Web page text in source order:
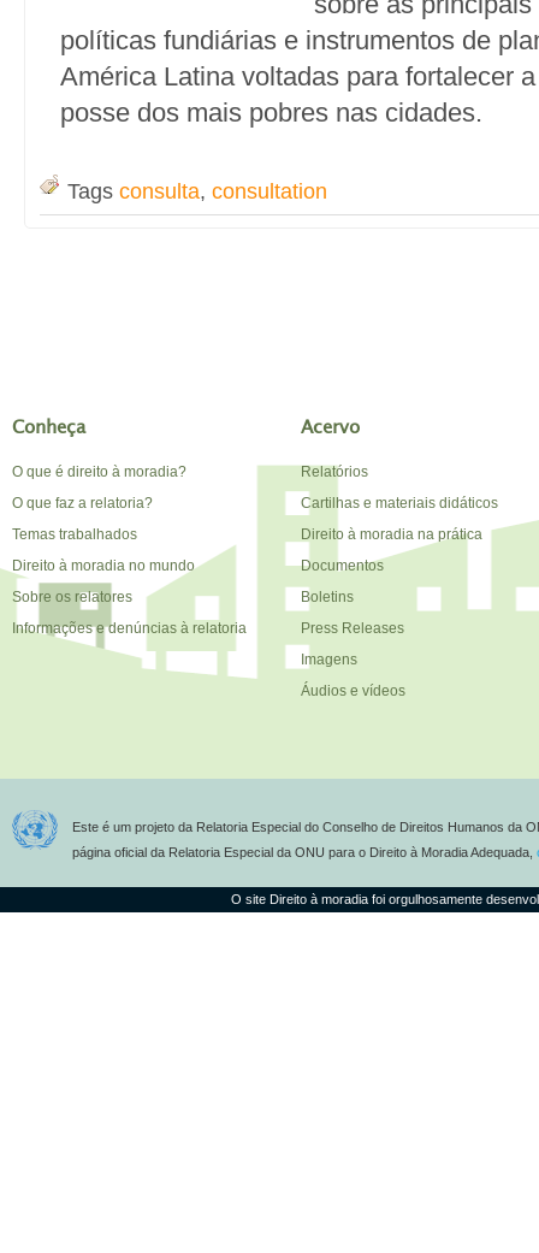
políticas fundiárias e instrumentos de
América Latina voltadas para fortalecer
posse dos mais pobres nas cidades.
Tags consulta, consultation
Conheça
O que é direito à moradia?
O que faz a relatoria?
Temas trabalhados
Direito à moradia no mundo
Sobre os relatores
Informações e denúncias à relatoria
Acervo
Relatórios
Cartilhas e materiais didáticos
Direito à moradia na prática
Documentos
Boletins
Press Releases
Imagens
Áudios e vídeos
Este é um projeto da Relatoria Especial do Conselho de Direitos Humanos da
página oficial da Relatoria Especial da ONU para o Direito à Moradia Adequada,
O site Direito à moradia foi orgulhosamente